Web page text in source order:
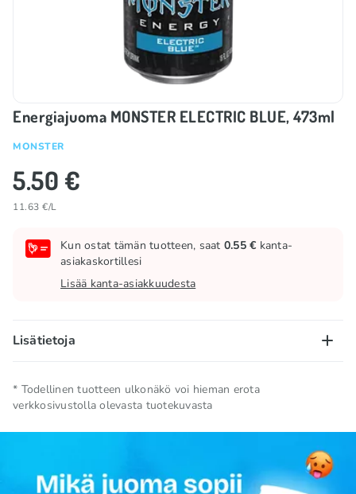
Energiajuoma MONSTER ELECTRIC BLUE, 473ml
MONSTER
5.50 €
11.63 €/L
Kun ostat tämän tuotteen, saat 0.55 € kanta-
asiakaskortillesi
Lisää kanta-asiakkuudesta
Lisätietoja
Nettomäärä 0.473 L
Säilytysolosuhteet
Kokoelma 🗽 USA -tuotteet
* Todellinen tuotteen ulkonäkö voi hieman erota
verkkosivustolla olevasta tuotekuvasta